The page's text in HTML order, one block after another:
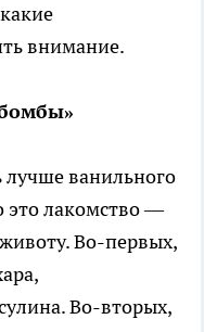
внимание.
лучше ванильного
это лакомство —
Во-первых,
Во-вторых,